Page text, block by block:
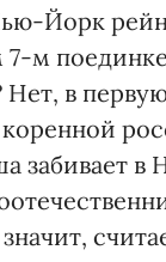
Йорк
м
в
забивает в